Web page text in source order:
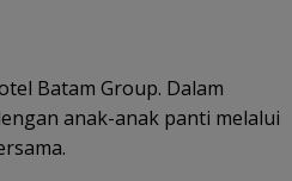
Batam Group. Dalam
anak-anak panti melalui